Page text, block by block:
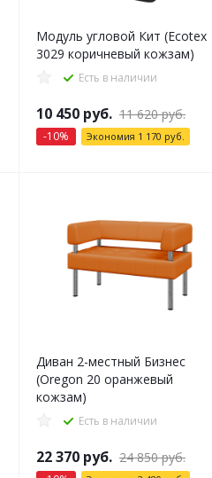
Модуль угловой Кит (Ecotex
3029 коричневый кожзам)
Есть в наличии
10 450 руб. 11 620руб.
-10% Экономия 1 170 руб.
Диван 2-местный Бизнес
(Oregon 20 оранжевый
кожзам)
Есть в наличии
22 370 руб. 24 850руб.